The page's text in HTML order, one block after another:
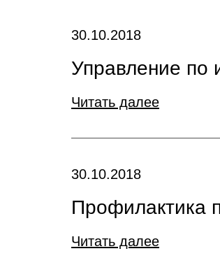
30.10.2018
Управление по
Читать далее
30.10.2018
Профилактика
Читать далее